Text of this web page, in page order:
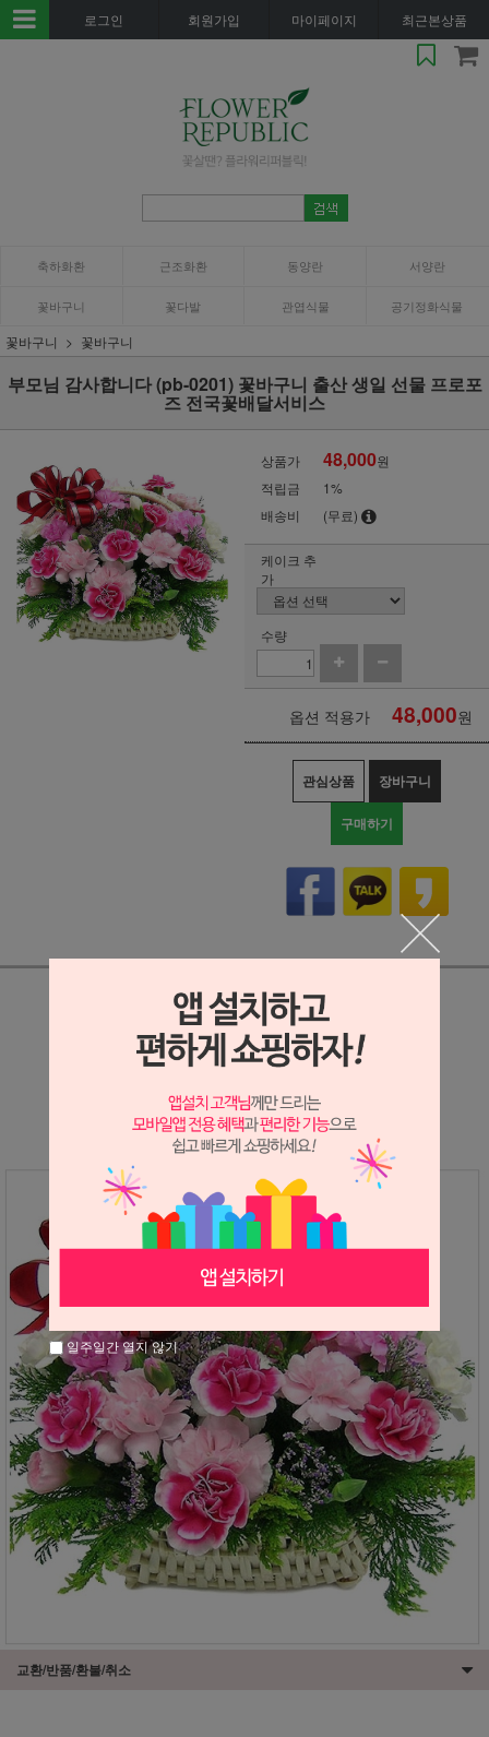
로그인 회원가입 마이페이지 최근본상품
축하화환 근조화환 동양란 서양란
꽃바구니 꽃다발 관엽식물 공기정화식물
꽃바구니 꽃바구니
부모님 감사합니다 (pb-0201) 꽃바구니 출산 생일 선물 프로포
즈 전국꽃배달서비스
상품가 48,000원
적립금
1%
배송비
(무료)
케이크 추
가
수량
옵션 적용가 48,000원
관심상품 장바구니
구매하기
상세정보 새창 열기
교환/반품/환불/취소
일주일간 열지 않기